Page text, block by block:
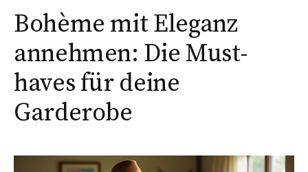
Bohème mit Eleganz
annehmen: Die Must-
haves für deine
Garderobe